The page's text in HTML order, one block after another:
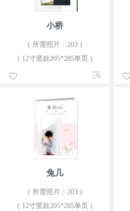
小桥
( 所需照片：203 )
( 12寸竖款205*285单页 )
兔几
( 所需照片：203 )
( 12寸竖款205*285单页 )